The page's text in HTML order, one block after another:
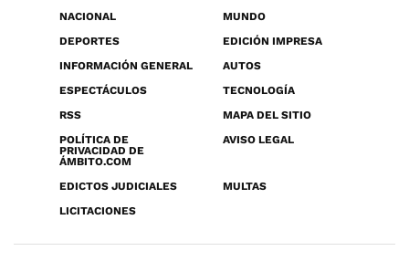
NACIONAL
MUNDO
DEPORTES
EDICIÓN IMPRESA
INFORMACIÓN GENERAL
AUTOS
ESPECTÁCULOS
TECNOLOGÍA
RSS
MAPA DEL SITIO
POLÍTICA DE
PRIVACIDAD DE
ÁMBITO.COM
AVISO LEGAL
EDICTOS JUDICIALES
MULTAS
LICITACIONES